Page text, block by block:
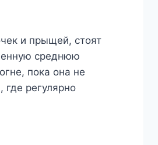
и прыщей, стоят
среднюю
пока она не
где регулярно